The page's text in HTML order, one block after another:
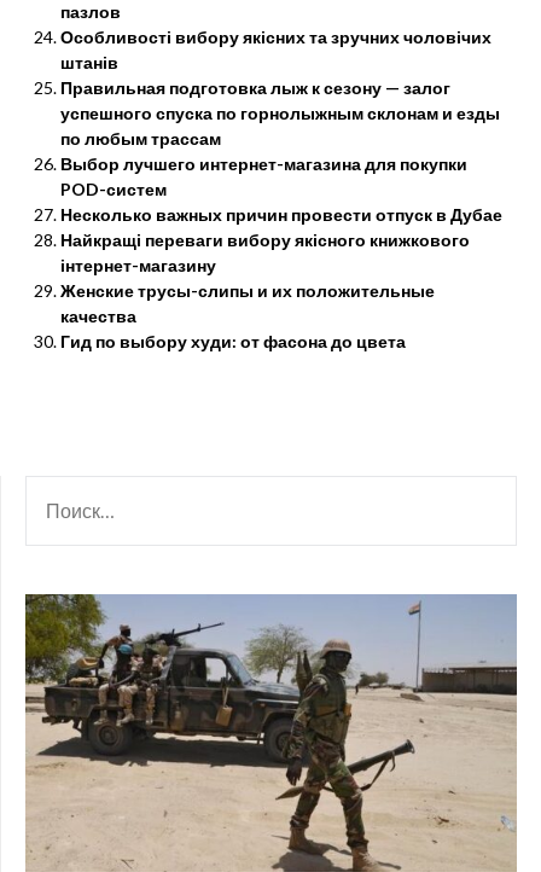
пазлов
Особливості вибору якісних та зручних чоловічих
штанів
Правильная подготовка лыж к сезону — залог
успешного спуска по горнолыжным склонам и езды
по любым трассам
Выбор лучшего интернет-магазина для покупки
POD-систем
Несколько важных причин провести отпуск в Дубае
Найкращі переваги вибору якісного книжкового
інтернет-магазину
Женские трусы-слипы и их положительные
качества
Гид по выбору худи: от фасона до цвета